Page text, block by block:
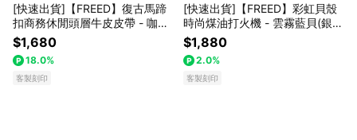
[快速出貨]【FREED】復古馬蹄
扣商務休閒頭層牛皮皮帶 - 咖啡
色 客製化刻字 生日禮物 送禮推
薦 男生禮物 巨蟹座 禮物獨家 新
品上市 送給男生 真皮皮帶 上班
族禮物 獅子座
$1,680
18.0%
客製刻印
[快速出貨]【FREED】彩虹貝殼
時尚煤油打火機 - 雲霧藍貝(銀
色) 客製化刻字 生日禮物 送禮推
薦 巨蟹座 男生禮物 送給男生 文
創禮物 壽星禮物 獅子座
$1,880
2.0%
客製刻印